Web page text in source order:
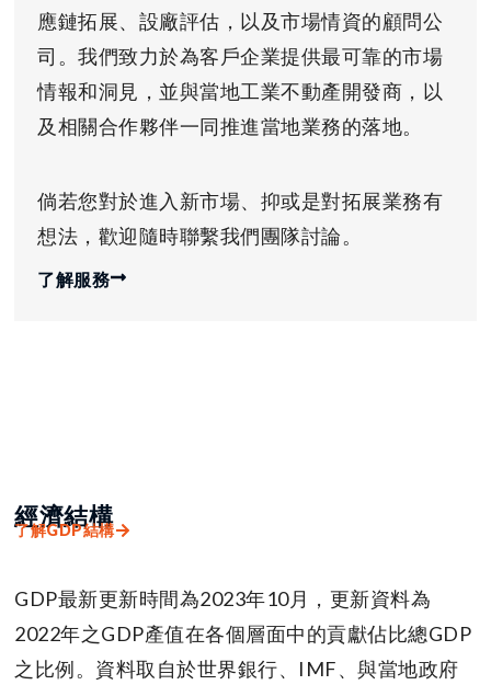
應鏈拓展、設廠評估，以及市場情資的顧問公
司。我們致力於為客戶企業提供最可靠的市場
情報和洞見，並與當地工業不動產開發商，以
及相關合作夥伴一同推進當地業務的落地。
倘若您對於進入新市場、抑或是對拓展業務有
想法，歡迎隨時聯繫我們團隊討論。
了解服務
經濟結構
了解GDP結構
GDP最新更新時間為2023年10月，更新資料為
2022年之GDP產值在各個層面中的貢獻佔比總GDP
之比例。資料取自於世界銀行、IMF、與當地政府